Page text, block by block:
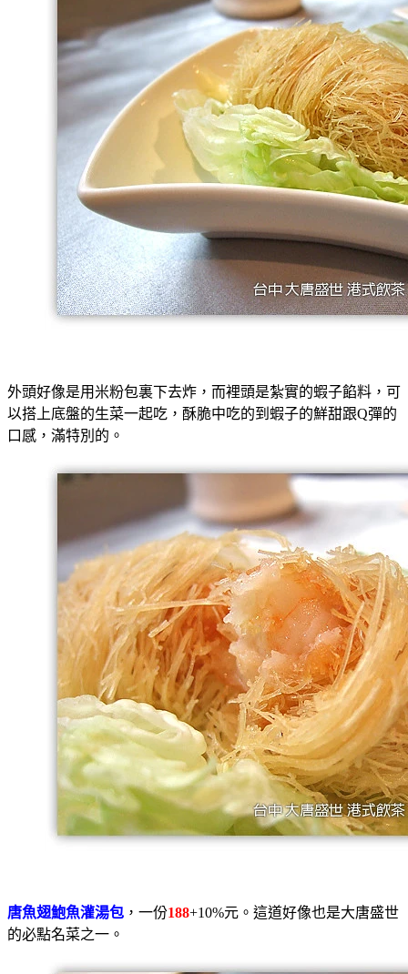
外頭好像是用米粉包裏下去炸，而裡頭是紮實的蝦子餡料，可
以搭上底盤的生菜一起吃，酥脆中吃的到蝦子的鮮甜跟Q彈的
口感，滿特別的。
唐魚翅鮑魚灌湯包 ，一份188+10%元。這道好像也是大唐盛世
的必點名菜之一。